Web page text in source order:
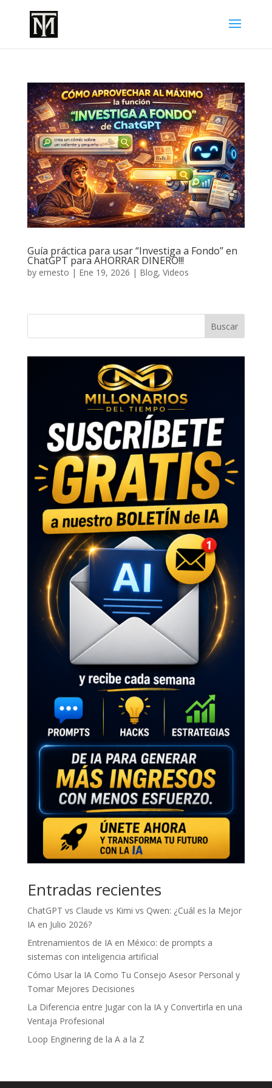
Guía práctica para usar “Investiga a Fondo” en
ChatGPT para AHORRAR DINERO!!!
by ernesto | Ene 19, 2026 | Blog, Videos
Buscar
Entradas recientes
ChatGPT vs Claude vs Kimi vs Qwen: ¿Cuál es la Mejor
IA en Julio 2026?
Entrenamientos de IA en México: de prompts a
sistemas con inteligencia artificial
Cómo Usar la IA Como Tu Consejo Asesor Personal y
Tomar Mejores Decisiones
La Diferencia entre Jugar con la IA y Convertirla en una
Ventaja Profesional
Loop Enginering de la A a la Z